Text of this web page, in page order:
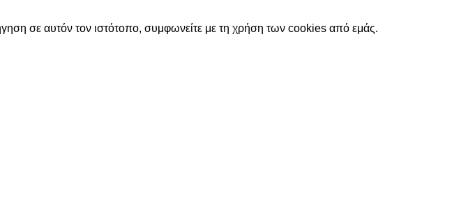
σε αυτόν τον ιστότοπο, συμφωνείτε με τη χρήση των cookies από εμάς.